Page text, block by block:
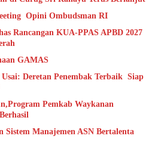
Opini Ombudsman RI
Rancangan KUA-PPAS APBD 2027
GAMAS
Deretan Penembak Terbaik Siap
Pemkab Waykanan
Sistem Manajemen ASN Bertalenta